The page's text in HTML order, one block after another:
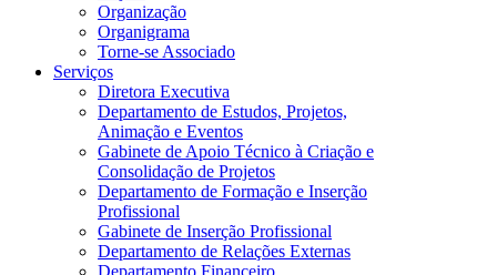
Organização
Organigrama
Torne-se Associado
Serviços
Diretora Executiva
Departamento de Estudos, Projetos,
Animação e Eventos
Gabinete de Apoio Técnico à Criação e
Consolidação de Projetos
Departamento de Formação e Inserção
Profissional
Gabinete de Inserção Profissional
Departamento de Relações Externas
Departamento Financeiro